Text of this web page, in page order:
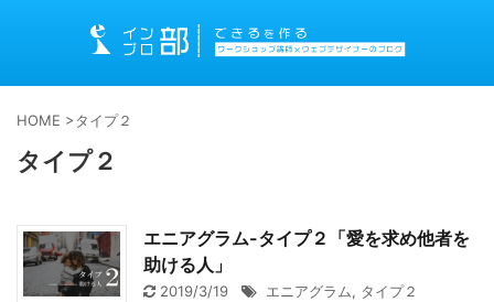
HOME >タイプ２
タイプ２
エニアグラム-タイプ２「愛を求め他者を
助ける人」
2019/3/19 エニアグラム, タイプ２